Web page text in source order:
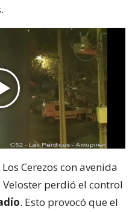
Cerezos con avenida
perdió el control
. Esto provocó que el